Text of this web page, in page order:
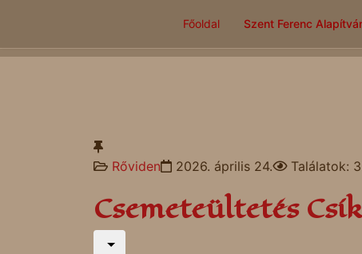
Főoldal Szent Ferenc
Rőviden 2026. április 24. Találatok:
Csemeteültetés